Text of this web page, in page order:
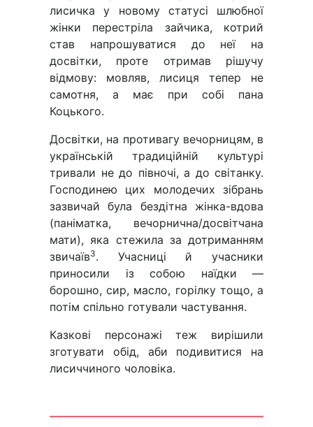
лисичка у новому статусі шлюбної
жінки перестріла зайчика, котрий
став напрошуватися до неї на
досвітки, проте отримав рішучу
відмову: мовляв, лисиця тепер не
самотня, а має при собі пана
Коцького.
Досвітки, на противагу вечорницям, в
українській традиційній культурі
тривали не до півночі, а до світанку.
Господинею цих молодечих зібрань
зазвичай була бездітна жінка-вдова
(паніматка, вечорнична/досвітчана
мати), яка стежила за дотриманням
звичаїв3. Учасниці й учасники
приносили із собою наїдки —
борошно, сир, масло, горілку тощо, а
потім спільно готували частування.
Казкові персонажі теж вирішили
зготувати обід, аби подивитися на
лисиччиного чоловіка.